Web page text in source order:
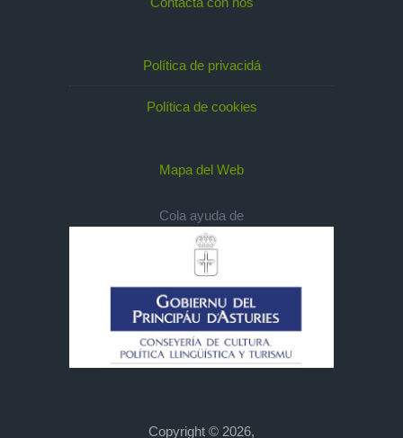
Política de privacidá
Política de cookies
Mapa del Web
Cola ayuda de
Copyright © 2026,